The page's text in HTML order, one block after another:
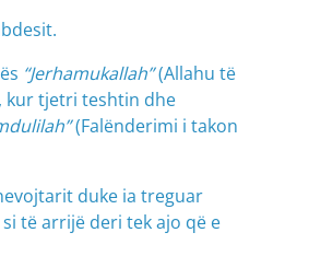
“Jerhamukallah”(Allahu të
kur tjetri teshtin dhe
(Falënderimi i takon
duke ia treguar
të arrijë deri tek ajo që e